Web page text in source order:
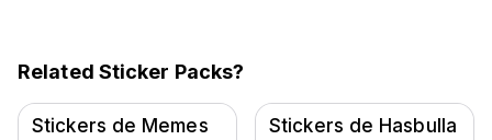
Related Sticker Packs?
Stickers de Memes
Stickers de Hasbulla